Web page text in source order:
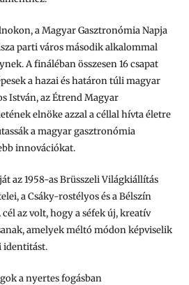
a Magyar Gasztronómia Napja
parti város második alkalommal
A fináléban összesen 16 csapat
a hazai és határon túli magyar
István, az Étrend Magyar
elnöke azzal a céllal hívta életre
a magyar gasztronómia
innovációkat.
az 1958-as Brüsszeli Világkiállítás
a Csáky-rostélyos és a Bélszín
az volt, hogy a séfek új, kreatív
amelyek méltó módon képviselik
identitást.
a nyertes fogásban